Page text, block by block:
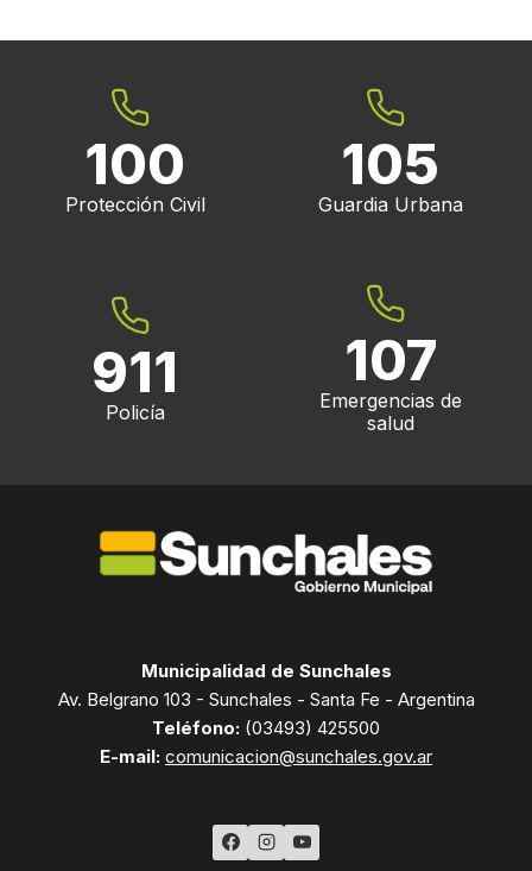
100
Protección Civil
105
Guardia Urbana
911
Policía
107
Emergencias de
salud
Municipalidad de Sunchales
Av. Belgrano 103 - Sunchales - Santa Fe - Argentina
Teléfono: (03493) 425500
E-mail: comunicacion@sunchales.gov.ar